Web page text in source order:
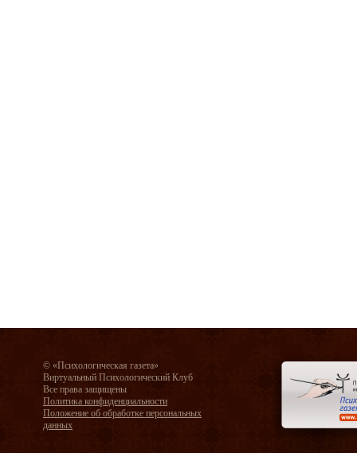
© «Психологическая газета»
Виртуальный Психологический Клуб
Все права защищены
Политика конфиденциальности
Положение об обработке персональных
данных